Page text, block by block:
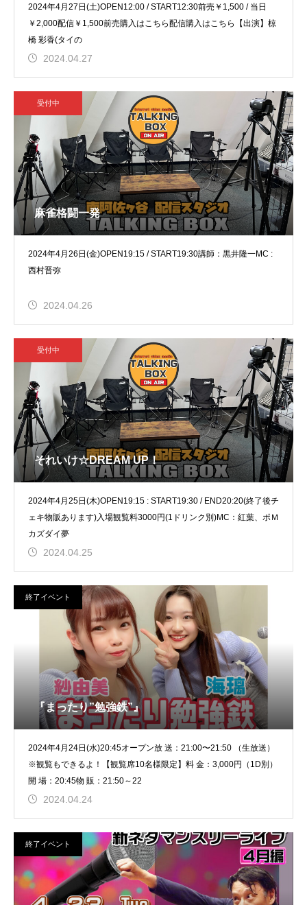
2024年4月27日(土)OPEN12:00 / START12:30前売￥1,500 / 当日
￥2,000配信￥1,500前売購入はこちら配信購入はこちら【出演】椋
橋 彩香(タイの
2024.04.27
受付中
麻雀格闘一発
2024年4月26日(金)OPEN19:15 / START19:30講師：黒井隆一MC :
西村晋弥
2024.04.26
受付中
それいけ☆DREAM UP！
2024年4月25日(木)OPEN19:15 : START19:30 / END20:20(終了後チ
ェキ物販あります)入場観覧料3000円(1ドリンク別)MC：紅葉、ポＭ
カズダイ夢
2024.04.25
終了イベント
『まったり”勉強鉄”』
2024年4月24日(水)20:45オープン放 送：21:00〜21:50 （生放送）
※観覧もできるよ！【観覧席10名様限定】料 金：3,000円（1D別）
開 場：20:45物 販：21:50～22
2024.04.24
終了イベント